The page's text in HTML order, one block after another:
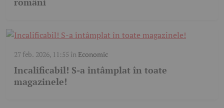
27 feb. 2026, 11:55 în Economic
Incalificabil! S-a întâmplat în toate
magazinele!